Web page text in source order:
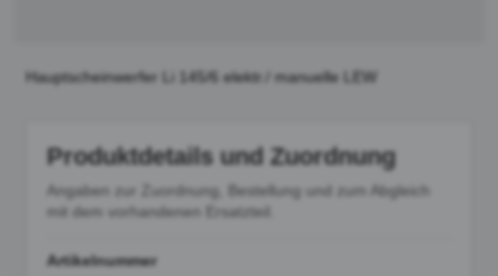
Hauptscheinwerfer Li 145/6 elektr./ manuelle LEW
Produktdetails und Zuordnung
Angaben zur Zuordnung, Bestellung und zum Abgleich
mit dem vorhandenen Ersatzteil.
Artikelnummer